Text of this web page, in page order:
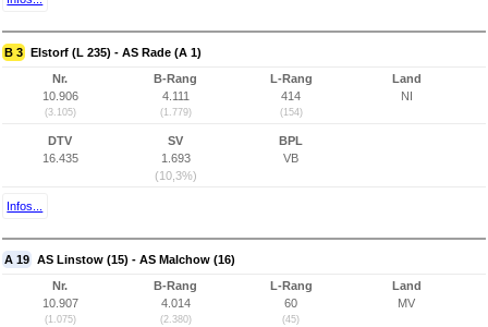
B 3 Elstorf (L 235) - AS Rade (A 1)
Nr.
10.906
(3.105)
B-Rang
4.111
(1.779)
L-Rang
414
(154)
Land
NI
DTV
16.435
SV
1.693
(10,3%)
BPL
VB
Infos...
A 19 AS Linstow (15) - AS Malchow (16)
Nr.
10.907
(1.075)
B-Rang
4.014
(2.380)
L-Rang
60
(45)
Land
MV